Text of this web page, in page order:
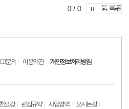
등록된
0 / 0 포토
포토이
문의 이용약관
개인정보처리방침
요강 편집규약 사업영역 오시는길